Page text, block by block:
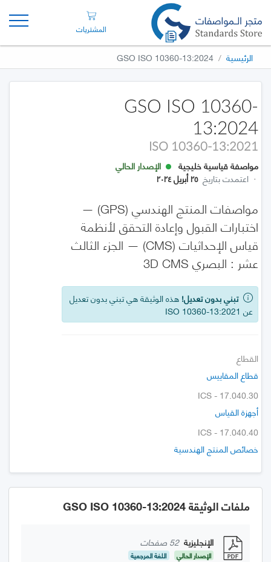
المشتريات
الرئيسية GSO ISO 10360-13:2024
GSO ISO 10360-
13:2024
ISO 10360-13:2021
مواصفة قياسية خليجية
الإصدار الحالي
· اعتمدت بتاريخ ٢٥ أبريل ٢٠٢٤
مواصفات المنتج الهندسي (GPS) —
اختبارات القبول وإعادة التحقق لأنظمة
قياس الإحداثيات (CMS) — الجزء الثالث
عشر : البصري 3D CMS
تبني بدون تعديل! هذه الوثيقة هي تبني بدون تعديل
عن ISO 10360-13:2021
القطاع
قطاع المقاييس
ICS - 17.040.30
أجهزة القياس
ICS - 17.040.40
خصائص المنتج الهندسية
ملفات الوثيقة GSO ISO 10360-13:2024
الإنجليزية 52 صفحات
الإصدار الحالي اللغة المرجعية